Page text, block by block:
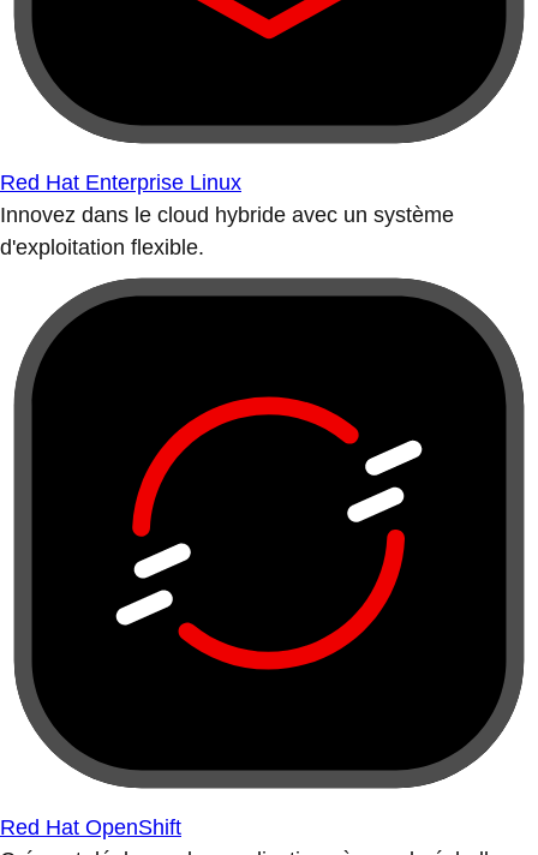
Red Hat Enterprise Linux
Innovez dans le cloud hybride avec un système
d'exploitation flexible.
Red Hat OpenShift